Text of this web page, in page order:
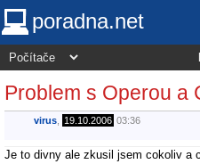
poradna.net
Problem s Operou a
virus 19.10.2006 03:36
Je to divny ale zkusil jsem cokoliv a